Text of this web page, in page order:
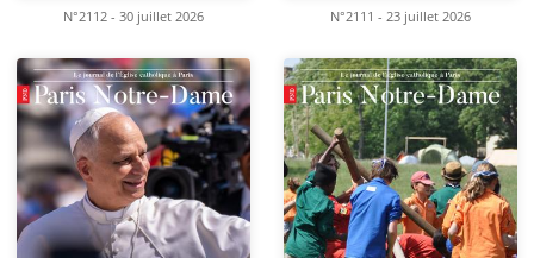
N°2112 - 30 juillet 2026 N°2111 - 23 juillet 2026